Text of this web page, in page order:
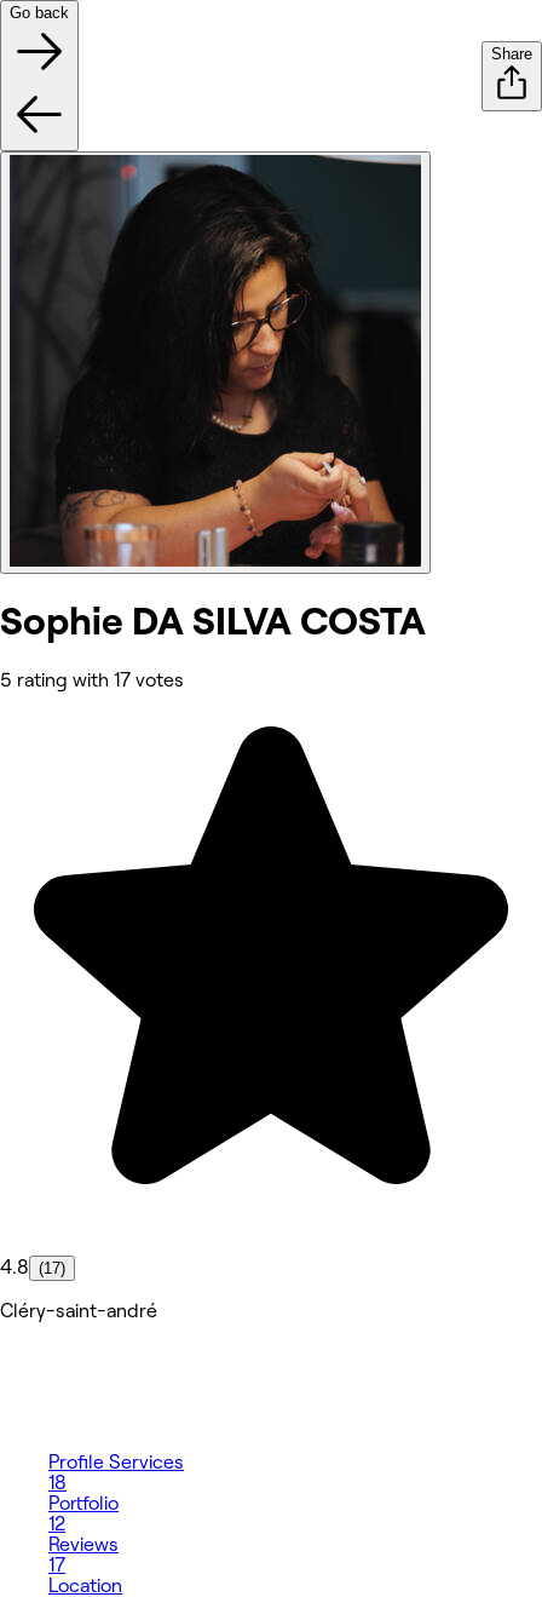
Go back
Share
Sophie DA SILVA COSTA
5 rating with 17 votes
4.8 (17)
Cléry-saint-andré
Profile Services
18
Portfolio
12
Reviews
17
Location